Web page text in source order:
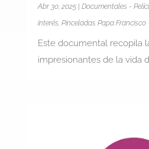
Abr 30, 2025| Documentales -
interés, Pinceladas Papa Francisco
Este documental recopila
impresionantes de la vida